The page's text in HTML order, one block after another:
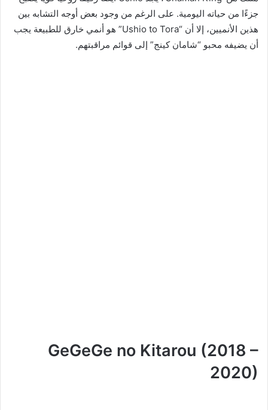
جزءًا من حياته اليومية. على الرغم من وجود بعض أوجه التشابه بين
هذين الأنميين، إلا أن “Ushio to Tora” هو أنمي خارق للطبيعة يجب
أن يضيفه محبو “شامان كينج” إلى قوائم مراقبتهم.
GeGeGe no Kitarou (2018 –
2020)